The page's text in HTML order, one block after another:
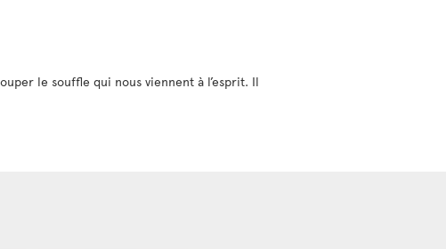
le souffle qui nous viennent à l’esprit. Il